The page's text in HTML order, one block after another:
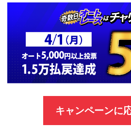
キャンペーンに